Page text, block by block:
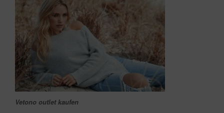
Vetono outlet kaufen